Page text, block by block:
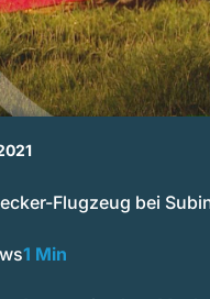
Flugzeug bei
1 Min